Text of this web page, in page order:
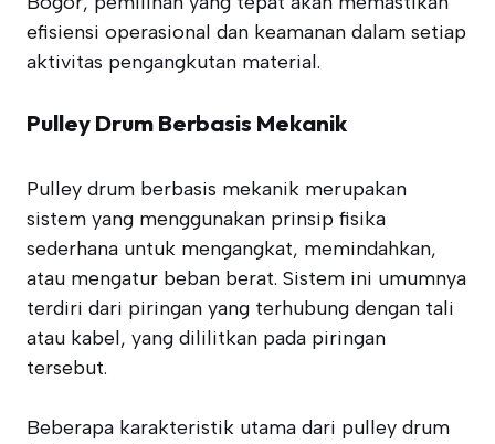
efisiensi operasional dan keamanan dalam setiap
aktivitas pengangkutan material.
Pulley Drum Berbasis Mekanik
Pulley drum berbasis mekanik merupakan
sistem yang menggunakan prinsip fisika
sederhana untuk mengangkat, memindahkan,
atau mengatur beban berat. Sistem ini umumnya
terdiri dari piringan yang terhubung dengan tali
atau kabel, yang dililitkan pada piringan
tersebut.
Beberapa karakteristik utama dari pulley drum